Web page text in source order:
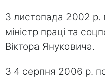
З листопада 2002
міністр праці та
Віктора Януковича.
З 4 серпня 2006 р.